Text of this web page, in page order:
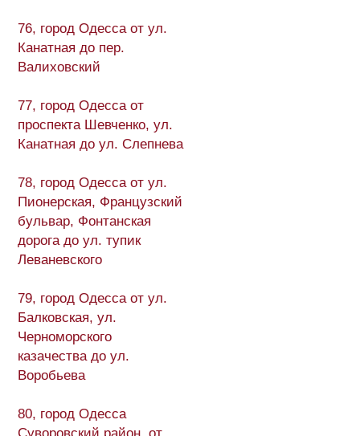
76, город Одесса от ул.
Канатная до пер.
Валиховский
77, город Одесса от
проспекта Шевченко, ул.
Канатная до ул. Слепнева
78, город Одесса от ул.
Пионерская, Французский
бульвар, Фонтанская
дорога до ул. тупик
Леваневского
79, город Одесса от ул.
Балковская, ул.
Черноморского
казачества до ул.
Воробьева
80, город Одесса
Суворовский район. от